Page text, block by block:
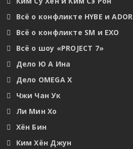
Всё о конфликте HYBE и ADOR
Всё о конфликте SM и EXO
Всё о шоу «PROJECT 7»
Дело Ю А Ина
Дело OMEGA X
Чжи Чан Ук
Ли Мин Хо
Хён Бин
Ким Хён Джун